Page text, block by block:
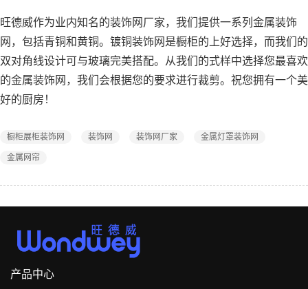
旺德威作为业内知名的装饰网厂家，我们提供一系列金属装饰
网，包括青铜和黄铜。镀铜装饰网是橱柜的上好选择，而我们的
双对角线设计可与玻璃完美搭配。从我们的式样中选择您最喜欢
的金属装饰网，我们会根据您的要求进行裁剪。祝您拥有一个美
好的厨房！
橱柜展柜装饰网 装饰网 装饰网厂家 金属灯罩装饰网
金属网帘
产品中心